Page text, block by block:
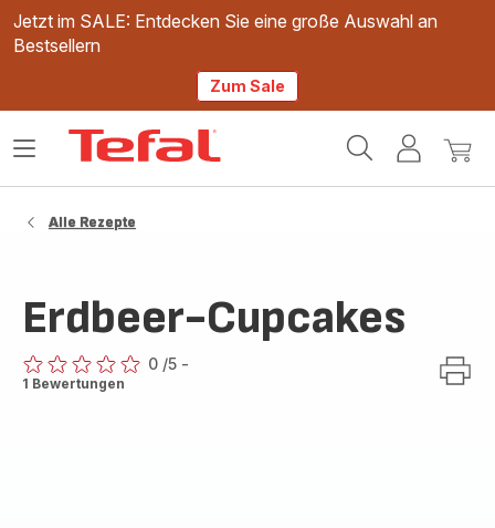
Jetzt im SALE: Entdecken Sie eine große Auswahl an
Bestsellern
Zum Sale
Mein
Mein
Das
Alle Rezepte
Erdbeer-Cupcakes
ratings.0
0 /5 -
1 Bewertungen